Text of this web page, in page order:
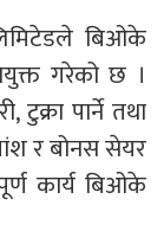
बिओके
गरेको छ ।
पार्ने तथा
र बोनस सेयर
कार्य बिओके